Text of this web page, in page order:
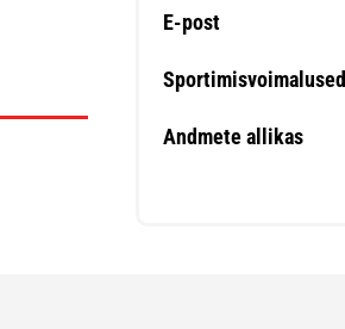
E-post
Sportimisvoimalused
Andmete allikas